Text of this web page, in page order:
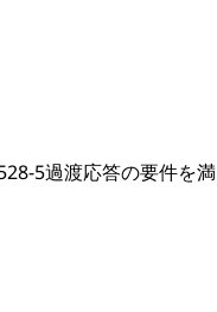
5過渡応答の要件を満